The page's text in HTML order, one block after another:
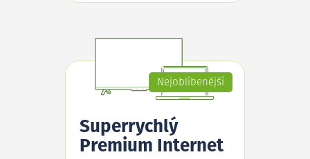
Nejoblíbenější
Superrychlý
Premium Internet